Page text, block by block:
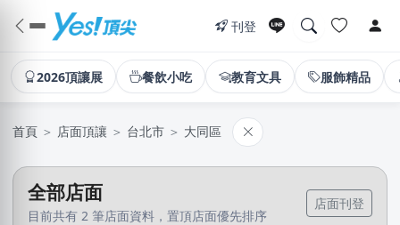
刊登
2026頂讓展 餐飲小吃 教育文具 服飾精品
首頁 ＞ 店面頂讓 ＞ 台北市 ＞ 大同區
全部店面
目前共有 2 筆店面資料，置頂店面優先排序
店面刊登